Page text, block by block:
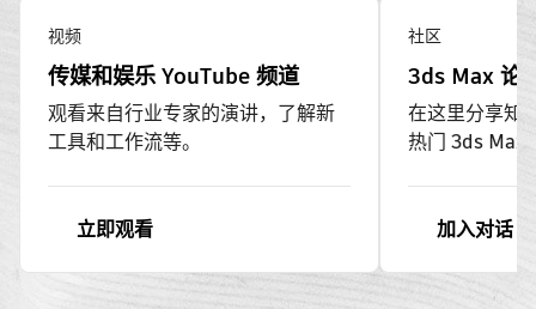
视频
传媒和娱乐 YouTube 频道
观看来自行业专家的演讲，了解新
工具和工作流等。
立即观看
社区
3ds Max 论
在这里分享知
热门 3ds Max
加入对话